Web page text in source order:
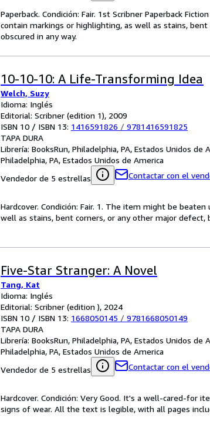
Paperback. Condición: Fair. 1st Scribner Paperback
contain markings or highlighting, as well as stains,
obscured in any way.
10-10-10: A Life-Transforming Idea
Welch, Suzy
Idioma: Inglés
Editorial: Scribner (edition 1), 2009
ISBN 10 / ISBN 13: 1416591826 / 9781416591825
TAPA DURA
Librería: BooksRun, Philadelphia, PA, Estados Unidos de
Philadelphia, PA, Estados Unidos de America
Vendedor de 5 estrellas
Contactar con el
Hardcover. Condición: Fair. 1. The item might be
well as stains, bent corners, or any other major
Five-Star Stranger: A Novel
Tang, Kat
Idioma: Inglés
Editorial: Scribner (edition ), 2024
ISBN 10 / ISBN 13: 1668050145 / 9781668050149
TAPA DURA
Librería: BooksRun, Philadelphia, PA, Estados Unidos de
Philadelphia, PA, Estados Unidos de America
Vendedor de 5 estrellas
Contactar con el
Hardcover. Condición: Very Good. It's a well-cared-
signs of wear. All the text is legible, with all pages